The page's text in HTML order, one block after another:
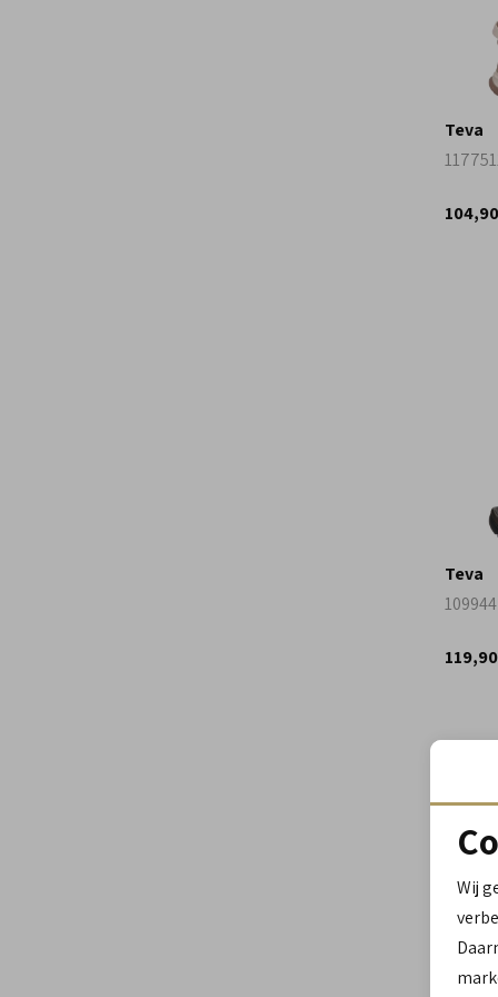
Teva
104,90
Teva
119,90
Wij